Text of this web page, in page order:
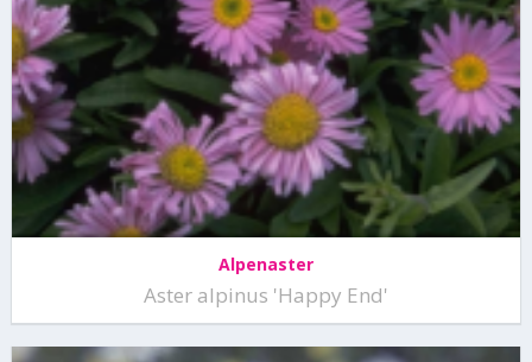
Alpenaster
Aster alpinus 'Happy End'